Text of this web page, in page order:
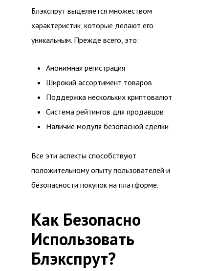
Блэкспрут выделяется множеством
характеристик, которые делают его
уникальным. Прежде всего, это:
Анонимная регистрация
Широкий ассортимент товаров
Поддержка нескольких криптовалют
Система рейтингов для продавцов
Наличие модуля безопасной сделки
Все эти аспекты способствуют
положительному опыту пользователей и
безопасности покупок на платформе.
Как Безопасно
Использовать
Блэкспрут?